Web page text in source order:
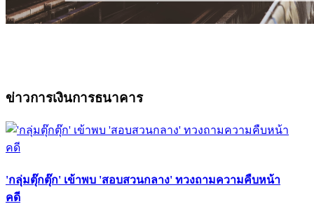
ข่าวการเงินการธนาคาร
'กลุ่มตุ๊กตุ๊ก' เข้าพบ 'สอบสวนกลาง' ทวงถามความคืบหน้า
คดี